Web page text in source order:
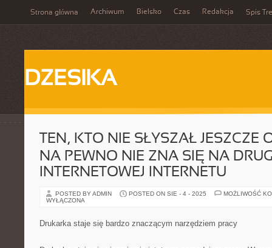
Strona główna Archiwum Bielsko Czas Redakcja Spis
DZESIKA
TEN, KTO NIE SŁYSZAŁ JESZCZE
NA PEWNO NIE ZNA SIĘ NA
INTERNETOWEJ INTERNETU
POSTED BY ADMIN POSTED ON SIE - 4 - 2025
MOŻLIWOŚĆ
WYŁĄCZONA
Drukarka staje się bardzo znaczącym narzędziem pracy